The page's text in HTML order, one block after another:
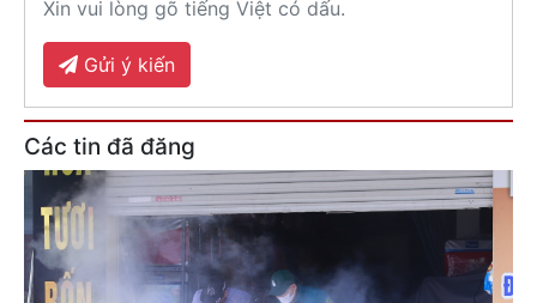
Xin vui lòng gõ tiếng Việt có dấu.
Gửi ý kiến
Các tin đã đăng